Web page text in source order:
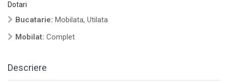
Dotari
Bucatarie: Mobilata, Utilata
Mobilat: Complet
Descriere